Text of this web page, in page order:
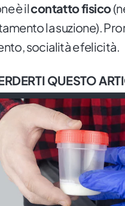
è ilcontatto fisico
la suzione).
socialità e felicità.
QUESTO